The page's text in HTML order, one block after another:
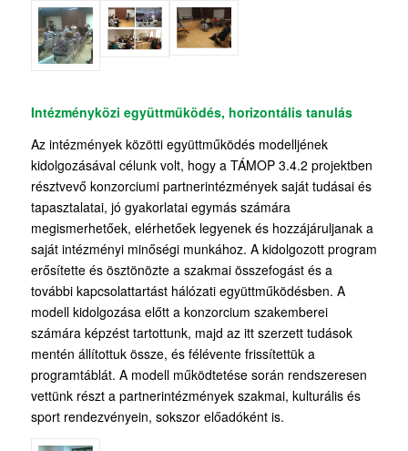
Intézményközi együttműködés, horizontális tanulás
Az intézmények közötti együttműködés modelljének
kidolgozásával célunk volt, hogy a TÁMOP 3.4.2 projektben
résztvevő konzorciumi partnerintézmények saját tudásai és
tapasztalatai, jó gyakorlatai egymás számára
megismerhetőek, elérhetőek legyenek és hozzájáruljanak a
saját intézményi minőségi munkához. A kidolgozott program
erősítette és ösztönözte a szakmai összefogást és a
további kapcsolattartást hálózati együttműködésben. A
modell kidolgozása előtt a konzorcium szakemberei
számára képzést tartottunk, majd az itt szerzett tudások
mentén állítottuk össze, és félévente frissítettük a
programtáblát. A modell működtetése során rendszeresen
vettünk részt a partnerintézmények szakmai, kulturális és
sport rendezvényein, sokszor előadóként is.